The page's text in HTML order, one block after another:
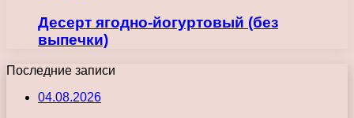
Десерт ягодно-йогуртовый (без
выпечки)
Последние записи
04.08.2026